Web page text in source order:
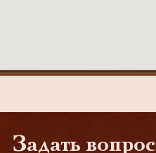
Задать вопрос